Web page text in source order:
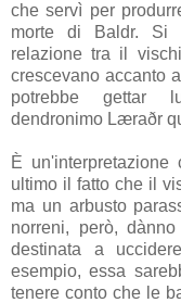
che servì per
morte di
Baldr. Si
relazione tra il
crescevano accanto
potrebbe gettar
dendronimo Læraðr
È
ultimo il fatto che il
ma un arbusto
norreni, però,
destinata a
esempio, essa
tenere conto che le